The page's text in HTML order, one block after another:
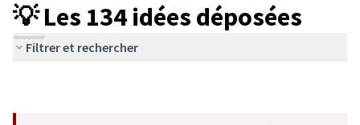
💡 Les 134 idées déposées
Filtrer et rechercher